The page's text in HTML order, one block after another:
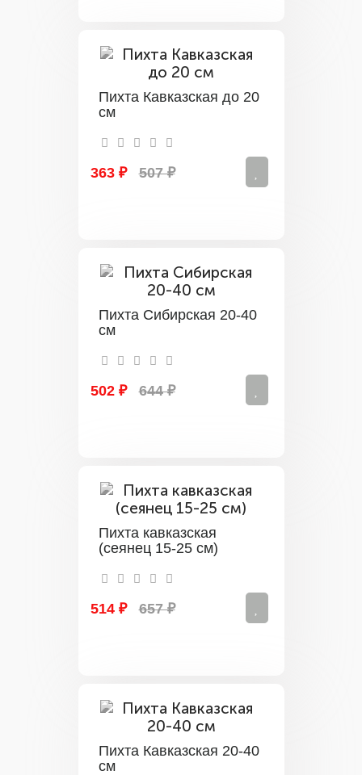
Пихта Кавказская до 20
см
363 ₽ 507 ₽
Пихта Сибирская 20-40
см
502 ₽ 644 ₽
Пихта кавказская
(сеянец 15-25 см)
514 ₽ 657 ₽
Пихта Кавказская 20-40
см